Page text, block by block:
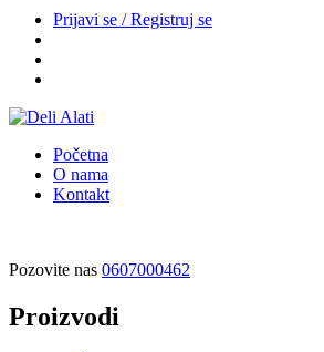
Prijavi se / Registruj se
Početna
O nama
Kontakt
Pozovite nas 0607000462
Proizvodi